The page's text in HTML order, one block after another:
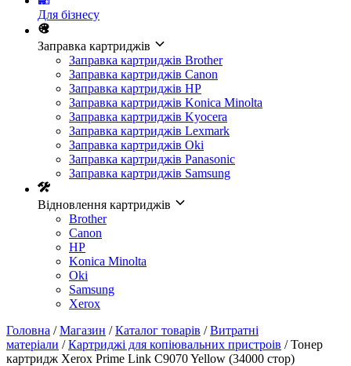
Для бізнесу
Заправка картриджів
Заправка картриджів Brother
Заправка картриджів Canon
Заправка картриджів HP
Заправка картриджів Konica Minolta
Заправка картриджів Kyocera
Заправка картриджів Lexmark
Заправка картриджів Oki
Заправка картриджів Panasonic
Заправка картриджів Samsung
Відновлення картриджів
Brother
Canon
HP
Konica Minolta
Oki
Samsung
Xerox
Головна /Магазин /Каталог товарів /Витратні
матеріали /Картриджі для копіювальних пристроів / Тонер
картридж Xerox Prime Link C9070 Yellow (34000 стор)